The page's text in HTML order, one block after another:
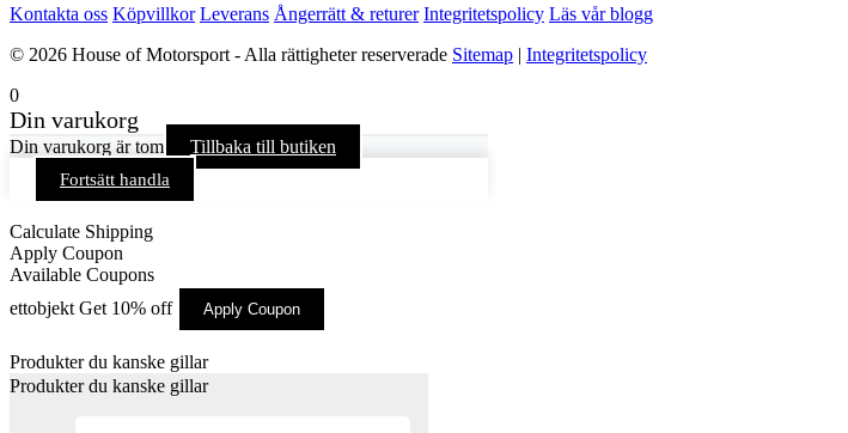
Kontakta oss Köpvillkor Leverans Ångerrätt & returer Integritetspolicy Läs vår blogg
© 2026 House of Motorsport - Alla rättigheter reserverade Sitemap | Integritetspolicy
0
Din varukorg
Din varukorg är tom Tillbaka till butiken
Fortsätt handla
Calculate Shipping
Apply Coupon
Available Coupons
ettobjekt Get 10% off Apply Coupon
Produkter du kanske gillar
Produkter du kanske gillar